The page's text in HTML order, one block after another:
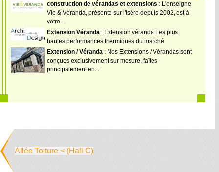
construction de vérandas et extensions : L'enseigne
Vie & Véranda, présente sur l'Isère depuis 2002, est à
votre...
Extension Véranda : Extension véranda Les plus
hautes performances thermiques du marché
Extension / Véranda : Nos Extensions / Vérandas sont
conçues exclusivement sur mesure, faîtes
principalement en...
Allée Toiture < (Hall C)